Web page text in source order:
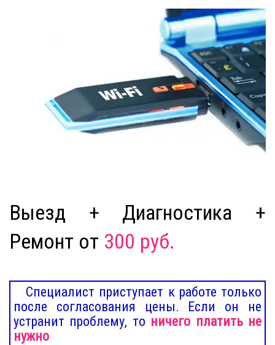
Выезд + Диагностика +
Ремонт от 300 руб.
Специалист приступает к работе только
после согласования цены. Если он не
устранит проблему, то ничего платить не
нужно